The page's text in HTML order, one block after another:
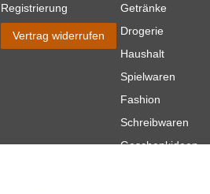
Registrierung
Vertrag widerrufen
Getränke
Drogerie
Haushalt
Spielwaren
Fashion
Schreibwaren
Geschenkideen